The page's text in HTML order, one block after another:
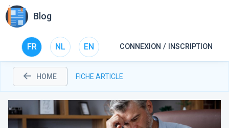
Blog
FR NL EN CONNEXION / INSCRIPTION
HOME FICHE ARTICLE